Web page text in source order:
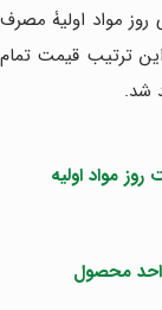
روز مواد اولیۀ مصرف
ترتیب قیمت تمام
شد.